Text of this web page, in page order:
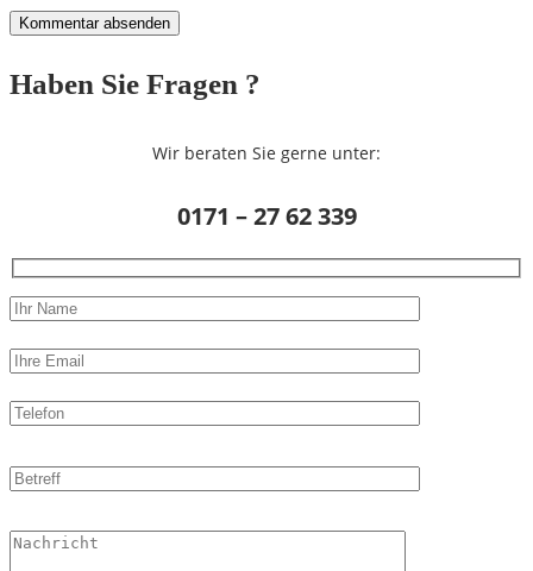
Haben Sie Fragen ?
Wir beraten Sie gerne unter:
0171 – 27 62 339